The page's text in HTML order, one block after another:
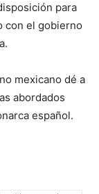
para
con el gobierno
mexicano dé a
abordados
español.